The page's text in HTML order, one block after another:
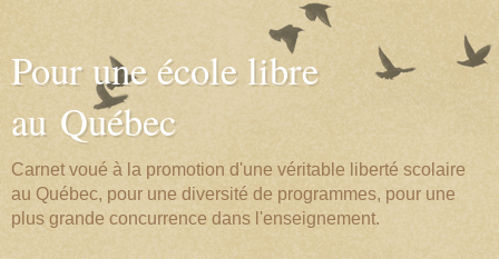
Pour une école libre
au Québec
Carnet voué à la promotion d'une véritable liberté scolaire
au Québec, pour une diversité de programmes, pour une
plus grande concurrence dans l'enseignement.